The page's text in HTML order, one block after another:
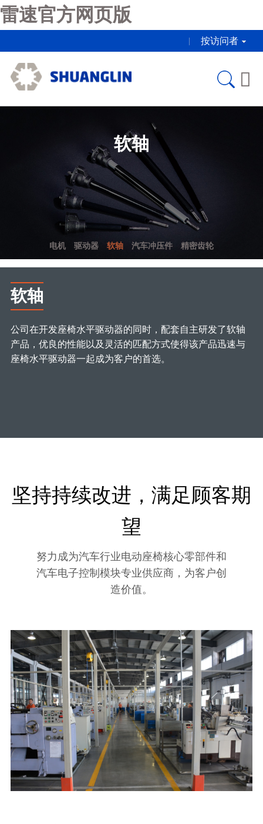
雷速官方网页版
按访问者

软轴
电机 驱动器 软轴 汽车冲压件 精密齿轮
软轴
公司在开发座椅水平驱动器的同时，配套自主研发了软轴
产品，优良的性能以及灵活的匹配方式使得该产品迅速与
座椅水平驱动器一起成为客户的首选。
坚持持续改进，满足顾客期
望
努力成为汽车行业电动座椅核心零部件和
汽车电子控制模块专业供应商，为客户创
造价值。